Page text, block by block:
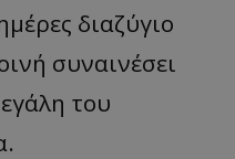
διαζύγιο
συναινέσει
του